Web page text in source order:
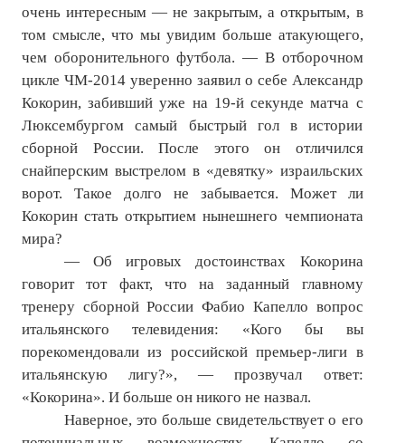
очень интересным — не закрытым, а открытым, в
том смысле, что мы увидим больше атакующего,
чем оборонительного футбола. — В отборочном
цикле ЧМ-2014 уверенно заявил о себе Александр
Кокорин, забивший уже на 19-й секунде матча с
Люксембургом самый быстрый гол в истории
сборной России. После этого он отличился
снайперским выстрелом в «девятку» израильских
ворот. Такое долго не забывается. Может ли
Кокорин стать открытием нынешнего чемпионата
мира?
— Об игровых достоинствах Кокорина
говорит тот факт, что на заданный главному
тренеру сборной России Фабио Капелло вопрос
итальянского телевидения: «Кого бы вы
порекомендовали из российской премьер-лиги в
итальянскую лигу?», — прозвучал ответ:
«Кокорина». И больше он никого не назвал.
Наверное, это больше свидетельствует о его